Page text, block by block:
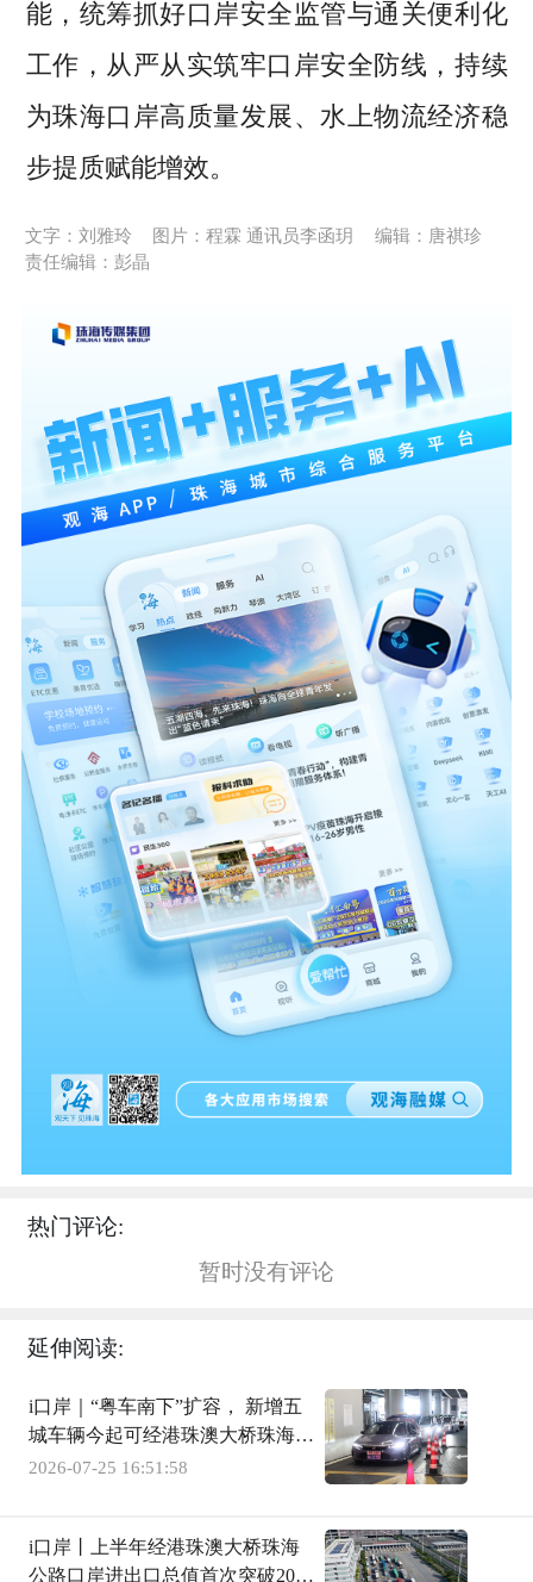
能，统筹抓好口岸安全监管与通关便利化
工作，从严从实筑牢口岸安全防线，持续
为珠海口岸高质量发展、水上物流经济稳
步提质赋能增效。
文字：刘雅玲 图片：程霖 通讯员李函玥
编辑：唐祺珍
责任编辑：彭晶
热门评论:
暂时没有评论
延伸阅读:
i口岸｜“粤车南下”扩容， 新增五
城车辆今起可经港珠澳大桥珠海公
路口岸通关
2026-07-25 16:51:58
i口岸丨上半年经港珠澳大桥珠海
公路口岸进出口总值首次突破2000